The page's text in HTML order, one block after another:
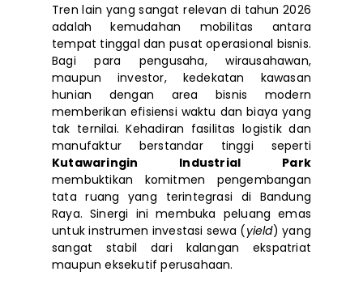
Tren lain yang sangat relevan di tahun 2026
adalah kemudahan mobilitas antara
tempat tinggal dan pusat operasional bisnis.
Bagi para pengusaha, wirausahawan,
maupun investor, kedekatan kawasan
hunian dengan area bisnis modern
memberikan efisiensi waktu dan biaya yang
tak ternilai. Kehadiran fasilitas logistik dan
manufaktur berstandar tinggi seperti
Kutawaringin Industrial Park
membuktikan komitmen pengembangan
tata ruang yang terintegrasi di Bandung
Raya. Sinergi ini membuka peluang emas
untuk instrumen investasi sewa (yield) yang
sangat stabil dari kalangan ekspatriat
maupun eksekutif perusahaan.